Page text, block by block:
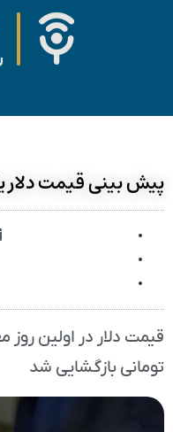
پیش بینی قیمت دلار یکشنبه
قیمت دلار در اولین روز
تومانی بازگشایی شد